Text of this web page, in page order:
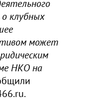
клубных
может
НКО на